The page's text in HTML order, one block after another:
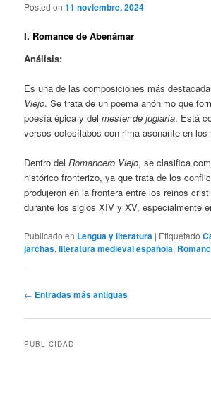
Posted on11 noviembre, 2024
I. Romance de Abenámar
Análisis:
Es una de las composiciones más
Viejo. Se trata de un poema anónimo que
poesía épica y delmester de juglaría. Está
versos octosílabos con rima asonante en los
Dentro delRomancero Viejo, se clasifica
histórico fronterizo, ya que trata de los
produjeron en la frontera entre los reinos
durante los siglos XIV y XV, especialmente
Publicado en Lengua y literatura | Etiquetado
jarchas,literatura medieval española,
Navegación
entradas
← Entradas más antiguas
PUBLICIDAD